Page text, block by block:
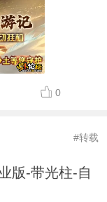
0
#转载
版-带光柱-自